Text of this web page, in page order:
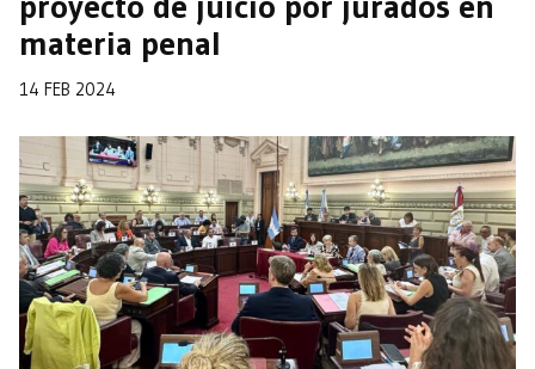
materia penal
14 FEB 2024